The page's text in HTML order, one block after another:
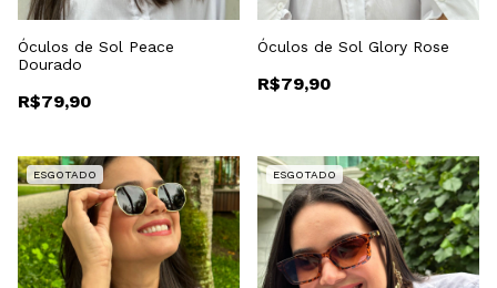
Óculos de Sol Peace
Dourado
R$79,90
Óculos de Sol Glory Rose
R$79,90
ESGOTADO ESGOTADO